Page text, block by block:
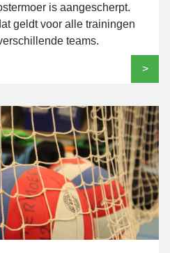
is aangescherpt.
geldt voor alle trainingen
teams.
>